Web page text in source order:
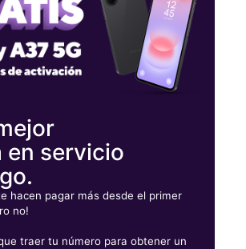
Ste 100 Roswell, GA 30076
en servicio
hacen pagar más desde el primer
no!
traer tu número para obtener un